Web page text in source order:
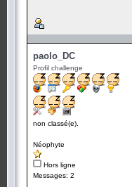
paolo_DC
Profil challenge
non classé(e).
Néophyte
Hors ligne
Messages: 2